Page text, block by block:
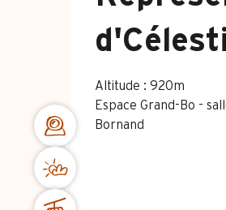
Altitude : 920m
Espace Grand-Bo -
Bornand